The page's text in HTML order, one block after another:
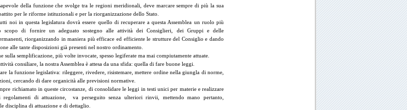
della funzione che svolge tra le regioni meridionali, deve marcare sempre di più la sua
per le riforme istituzionali e per la riorganizzazione dello Stato.
noi in questa legislatura dovrà essere quello di recuperare a questa Assemblea un ruolo più
scopo di fornire un adeguato sostegno alle attività dei Consiglieri, dei Gruppi e delle
riorganizzando in maniera più efficace ed efficiente le strutture del Consiglio e dando
alle tante disposizioni già presenti nel nostro ordinamento.
sulla semplificazione, più volte invocate, spesso legiferate ma mai compiutamente attuate.
consiliare, la nostra Assemblea è attesa da una sfida: quella di fare buone leggi.
la funzione legislativa: rileggere, rivedere, risistemare, mettere ordine nella giungla di norme,
cercando di dare organicità alle previsioni normative.
richiamato in queste circostanze, di consolidare le leggi in testi unici per materie e realizzare
regolamenti di attuazione, va perseguito senza ulteriori rinvii, mettendo mano pertanto,
disciplina di attuazione e di dettaglio.